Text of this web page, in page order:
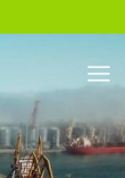
به